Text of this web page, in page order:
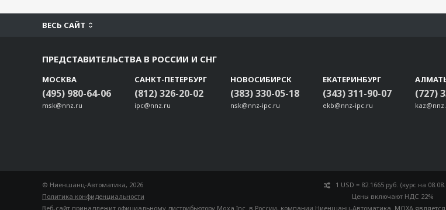
ВЕСЬ САЙТ
ПРЕДСТАВИТЕЛЬСТВА В РОССИИ И СНГ
МОСКВА
(495) 980-64-06
msk@nnz.ru
САНКТ-ПЕТЕРБУРГ
(812) 326-20-02
ipc@nnz.ru
НОВОСИБИРСК
(383) 330-05-18
nsk@nnz-ipc.ru
ЕКАТЕРИНБУРГ
(343) 311-90-07
ekb@nnz-ipc.ru
(727)
© Ниеншанц-Автоматика, 2026
Политика конфиденциальности
1 USD = 82.1665 руб. (курс на
Цены включают НДС 22%
Веб-сайт принадлежит официальному дистрибьютору Moxa Inc. в России, компании Ниеншанц-Автоматика. MOXA является